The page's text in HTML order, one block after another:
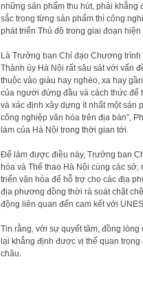
những sản phẩm thu hút, phải khẳng
sắc trong từng sản phẩm thì công
phát triển Thủ đô trong giai đoạn
Là Trưởng ban Chỉ đạo Chương
Thành ủy Hà Nội rất sâu sát với vấn
thuộc vào giàu hay nghèo, xa hay
của người đứng đầu và cách thức để
và xác định xây dựng ít nhất một sản
công nghiệp văn hóa trên địa bàn”,
làm của Hà Nội trong thời gian tới.
Để làm được điều này, Trưởng ban
hóa và Thể thao Hà Nội cùng các
triển văn hóa để hỗ trợ cho các địa
địa phương đồng thời rà soát chặt
động liên quan đến cam kết với
Tin rằng, với sự quyết tâm, đồng
lại khẳng định được vị thế quan
châu.